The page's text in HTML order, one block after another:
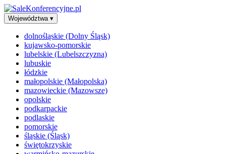
Województwa ▾
dolnośląskie (Dolny Śląsk)
kujawsko-pomorskie
lubelskie (Lubelszczyzna)
lubuskie
łódzkie
małopolskie (Małopolska)
mazowieckie (Mazowsze)
opolskie
podkarpackie
podlaskie
pomorskie
śląskie (Śląsk)
świętokrzyskie